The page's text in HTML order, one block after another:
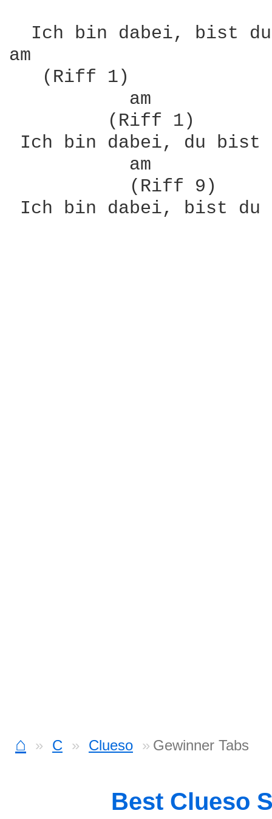
Ich bin dabei, bist
   (Riff 1)
         (Riff 1)
Ich bin dabei, du bist
           (Riff 9)
Ich bin dabei, bist du
⌂ C Clueso Gewinner Tabs
Best Clueso